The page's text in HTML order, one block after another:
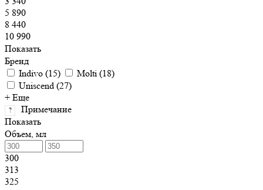
5 890
8 440
10 990
Показать
Бренд
Indivo (15) Molti (18)
Uniscend (27)
+ Еще
?
Примечание
Показать
Объем, мл
300
313
325